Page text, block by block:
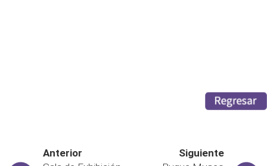
Anterior
Siguiente